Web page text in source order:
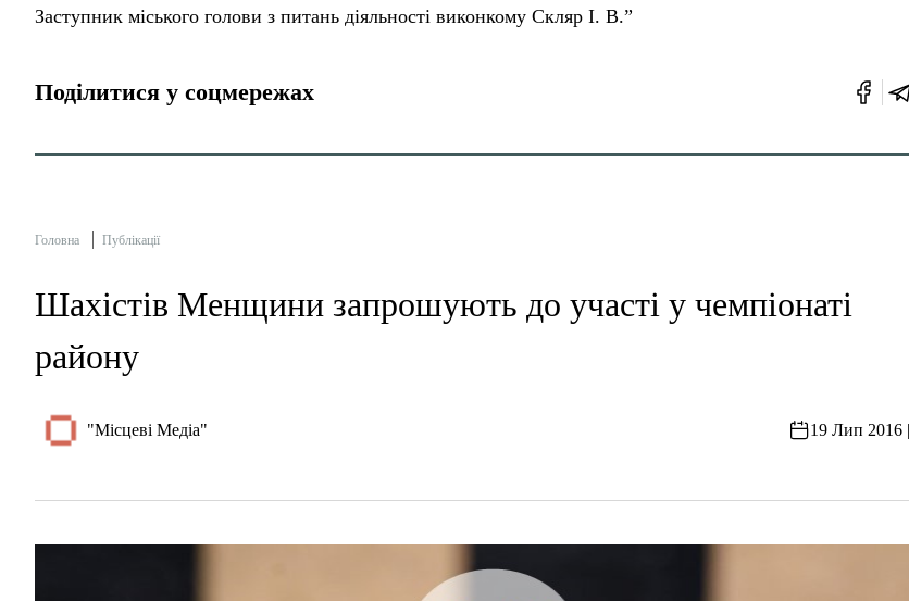
Заступник міського голови з питань діяльності виконкому Скляр І. В.”
Поділитися у соцмережах
Головна Публікації
Шахістів Менщини запрошують до участі у чемпіонаті
району
"Місцеві Медіа" 19 Лип 2016